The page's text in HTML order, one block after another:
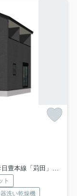
日豊本線「苅田」駅 徒歩31分
ト
洗い乾燥機